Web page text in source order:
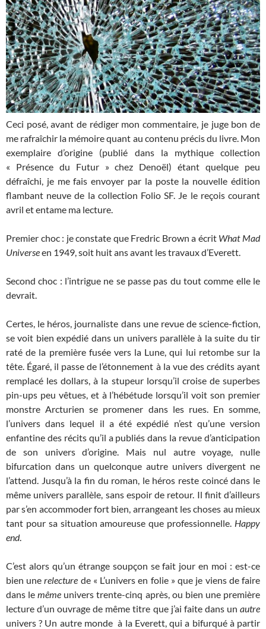
Ceci posé, avant de rédiger mon commentaire, je juge bon de
me rafraîchir la mémoire quant au contenu précis du livre. Mon
exemplaire d’origine (publié dans la mythique collection
« Présence du Futur » chez Denoël) étant quelque peu
défraîchi, je me fais envoyer par la poste la nouvelle édition
flambant neuve de la collection Folio SF. Je le reçois courant
avril et entame ma lecture.
Premier choc : je constate que Fredric Brown a écrit What Mad
Universeen 1949, soit huit ans avant les travaux d’Everett.
Second choc : l’intrigue ne se passe pas du tout comme elle le
devrait.
Certes, le héros, journaliste dans une revue de science-fiction,
se voit bien expédié dans un univers parallèle à la suite du tir
raté de la première fusée vers la Lune, qui lui retombe sur la
tête. Égaré, il passe de l’étonnement à la vue des crédits ayant
remplacé les dollars, à la stupeur lorsqu’il croise de superbes
pin-ups peu vêtues, et à l’hébétude lorsqu’il voit son premier
monstre Arcturien se promener dans les rues. En somme,
l’univers dans lequel il a été expédié n’est qu’une version
enfantine des récits qu’il a publiés dans la revue d’anticipation
de son univers d’origine. Mais nul autre voyage, nulle
bifurcation dans un quelconque autre univers divergent ne
l’attend. Jusqu’à la fin du roman, le héros reste coincé dans le
même univers parallèle, sans espoir de retour. Il finit d’ailleurs
par s’en accommoder fort bien, arrangeant les choses au mieux
tant pour sa situation amoureuse que professionnelle. Happy
end.
C’est alors qu’un étrange soupçon se fait jour en moi : est-ce
bien unerelecture de « L’univers en folie » que je viens de faire
dans lemême univers trente-cinq après, ou bien une première
lecture d’un ouvrage de même titre que j’ai faite dans un autre
univers ? Un autre monde à la Everett, qui a bifurqué à partir